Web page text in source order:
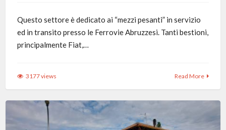
Questo settore è dedicato ai “mezzi pesanti” in servizio
ed in transito presso le Ferrovie Abruzzesi. Tanti bestioni,
principalmente Fiat,…
Read More
3177 views